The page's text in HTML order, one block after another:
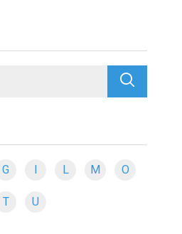
Search
G L M O
T U